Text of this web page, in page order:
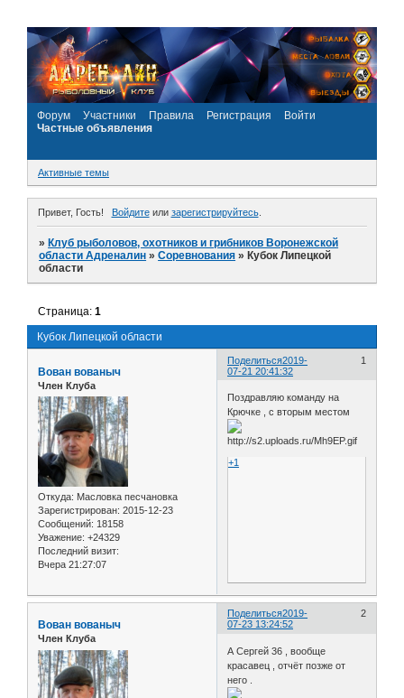
Форум Участники Правила Регистрация
Войти
Частные объявления
Активные темы
Привет, Гость! Войдитеили зарегистрируйтесь.
»Клуб рыболовов, охотников и грибников Воронежской
области Адреналин »Соревнования »Кубок Липецкой
области
Кубок Липецкой области
Страница:1
Поделиться 1
2019-
07-21 20:41:32
Вован вованыч
Член Клуба
Откуда: Масловка песчановка
Зарегистрирован: 2015-12-23
Сообщений: 18158
Уважение: +24329
Последний визит:
Вчера 21:27:07
Поздравляю команду на
Крючке , с вторым местом
+1
Поделиться 2
2019-
07-23 13:24:52
Вован вованыч
Член Клуба
А Сергей 36 , вообще
красавец , отчёт позже от
него .